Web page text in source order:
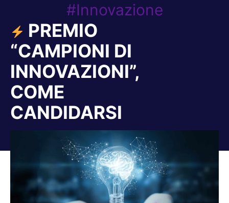
#Innovazione
PREMIO
“CAMPIONI DI
INNOVAZIONI”,
COME
CANDIDARSI
Tu sei qui: